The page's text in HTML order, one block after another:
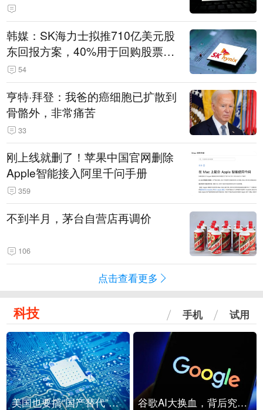
韩媒：SK海力士拟推710亿美元股
东回报方案，40%用于回购股票，
相当于美股发行规模
54
亨特·拜登：我爸的癌细胞已扩散到
骨骼外，非常痛苦
33
刚上线就删了！苹果中国官网删除
Apple智能接入阿里千问手册
359
不到半月，茅台自营店再调价
106
点击查看更多
科技 手机 试用
美国也要搞“国产替代”？先算清三笔账 谷歌AI大换血，背后究竟发生了什么？